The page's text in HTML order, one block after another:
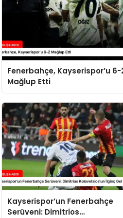
Fenerbahçe, Kayserispor’u 6-
Mağlup Etti
Kayserispor’un Fenerbahçe
Serüveni: Dimitrios